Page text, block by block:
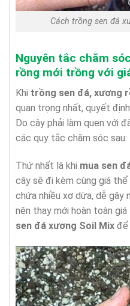
Cách trồng sen đá
Nguyên tắc chăm
rồng mới trồng với
Khi trồng sen đá, xương
quan trọng nhất, quyết
Do cây phải làm quen với
các quy tắc chăm sóc sau:
Thứ nhất là khi mua sen
cây sẽ đi kèm cùng giá
chứa nhiều xơ dừa, dễ gây
nên thay mới hoàn toàn
sen đá xương Soil Mix để